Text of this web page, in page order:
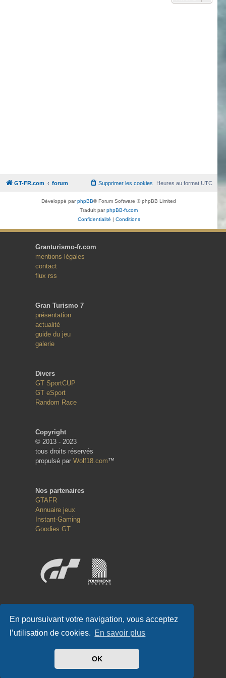
En poursuivant votre navigation, vous acceptez
l’utilisation de cookies. En savoir plus
OK
GT-FR.com forum Heures au formatUTC
Supprimer les cookies
Développé parphpBB® Forum Software © phpBB Limited
Traduit parphpBB-fr.com
Confidentialité | Conditions
Granturismo-fr.com
mentions légales
contact
flux rss
Gran Turismo 7
présentation
actualité
guide du jeu
galerie
Divers
GT SportCUP
GT eSport
Random Race
Copyright
© 2013 - 2023
tous droits réservés
propulsé par Wolf18.com™
Nos partenaires
GTAFR
Annuaire jeux
Instant-Gaming
Goodies GT
#GTFR